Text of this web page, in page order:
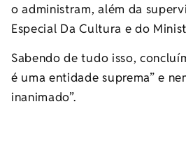
o administram, além da
Especial Da Cultura e do
Sabendo de tudo isso,
é uma entidade suprema” e
inanimado”.